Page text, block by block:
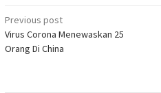
Post
navigation
Previous post
Virus Corona Menewaskan 25
Orang Di China